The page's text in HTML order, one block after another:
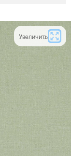
Увеличить